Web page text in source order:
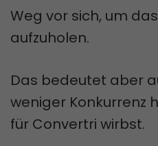
Weg vor sich, um
aufzuholen.
Das bedeutet aber
weniger Konkurrenz
für Convertri wirbst.